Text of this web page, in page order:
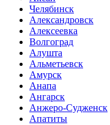
Челябинск
Александровск
Алексеевка
Волгоград
Алушта
Альметьевск
Амурск
Анапа
Ангарск
Анжеро-Судженск
Апатиты